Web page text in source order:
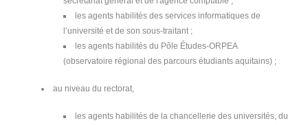
les agents habilités des services informatiques de
l’université et de son sous-traitant ;
les agents habilités du Pôle Études-ORPEA
(observatoire régional des parcours étudiants aquitains) ;
au niveau du rectorat,
les agents habilités de la chancellerie des universités, du